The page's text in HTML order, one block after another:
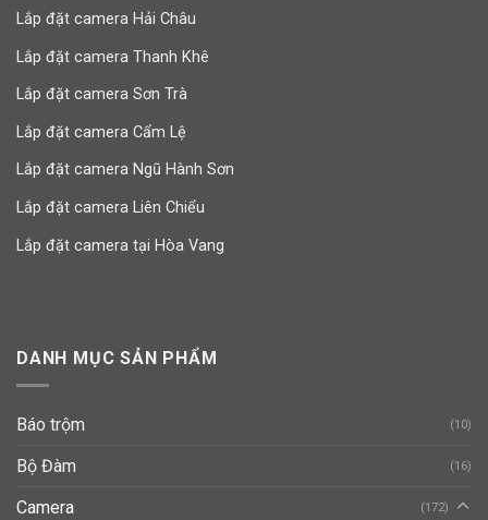
Lắp đặt camera Hải Châu
Lắp đặt camera Thanh Khê
Lắp đặt camera Sơn Trà
Lắp đặt camera Cẩm Lệ
Lắp đặt camera Ngũ Hành Sơn
Lắp đặt camera Liên Chiểu
Lắp đặt camera tại Hòa Vang
DANH MỤC SẢN PHẨM
Báo trộm (10)
Bộ Đàm (16)
Camera (172)